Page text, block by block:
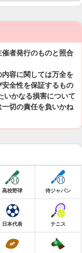
者発行のものと照合
容に関しては万全を
全性を保証するもの
いかなる損害について
切の責任を負いかね
高校野球 侍ジャパン
日本代表 テニス